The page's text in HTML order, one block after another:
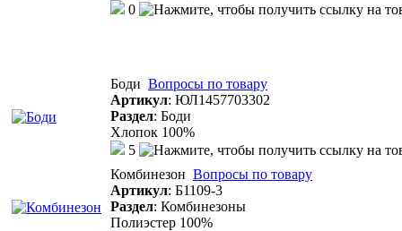
0
Боди Вопросы по товару
Артикул: ЮЛ1457703302
Раздел: Боди
Хлопок 100%
5
Комбинезон Вопросы по товару
Артикул: Б1109-3
Раздел: Комбинезоны
Полиэстер 100%